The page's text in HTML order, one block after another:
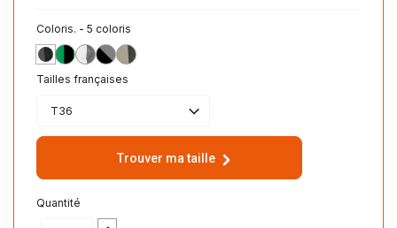
Coloris. - 5 coloris
GRIS/NOIR
VERT/NOIR
BLANC/GRIS
NOIR/GRIS
BEIGE/NOIR
Tailles françaises
T36
Trouver ma taille
Quantité